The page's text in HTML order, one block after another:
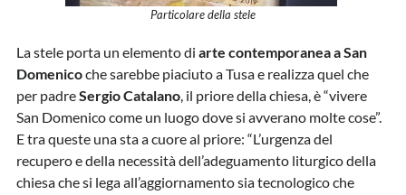
Particolare della stele
La stele porta un elemento di arte contemporanea a San
Domenicoche sarebbe piaciuto a Tusa e realizza quel che
per padreSergio Catalano, il priore della chiesa, è “vivere
San Domenico come un luogo dove si avverano molte cose”.
E tra queste una sta a cuore al priore: “L’urgenza del
recupero e della necessità dell’adeguamento liturgico della
chiesa che si lega all’aggiornamento sia tecnologico che